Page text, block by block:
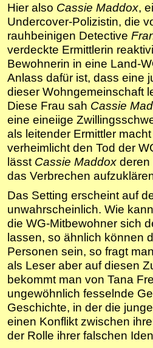
Hier also Cassie Maddox,
Undercover-Polizistin, die
rauhbeinigen Detective
verdeckte Ermittlerin
Bewohnerin in eine Land-
Anlass dafür ist, dass eine
dieser Wohngemeinschaft
Diese Frau sah Cassie
eine eineiige
als leitender Ermittler
verheimlicht den Tod der
lässt Cassie Maddox deren
das Verbrechen
Das Setting erscheint auf
unwahrscheinlich. Wie
die WG-Mitbewohner sich
lassen, so ähnlich können
Personen sein, so fragt
als Leser aber auf diesen
bekommt man von Tana
ungewöhnlich fesselnde
Geschichte, in der die junge
einen Konflikt zwischen
der Rolle ihrer falschen